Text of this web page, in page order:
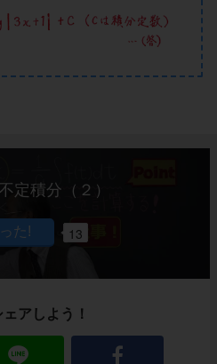
定積分（２）
13
アしよう！